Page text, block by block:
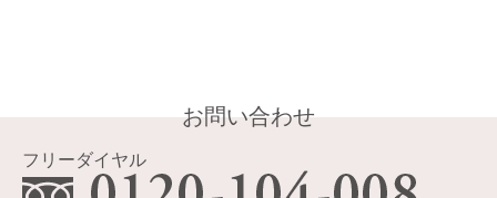
お問い合わせ
フリーダイヤル